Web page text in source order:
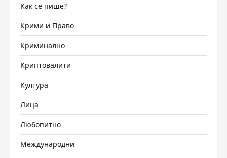
Как се пише?
Крими и Право
Криминално
Криптовалити
Култура
Лица
Любопитно
Международни